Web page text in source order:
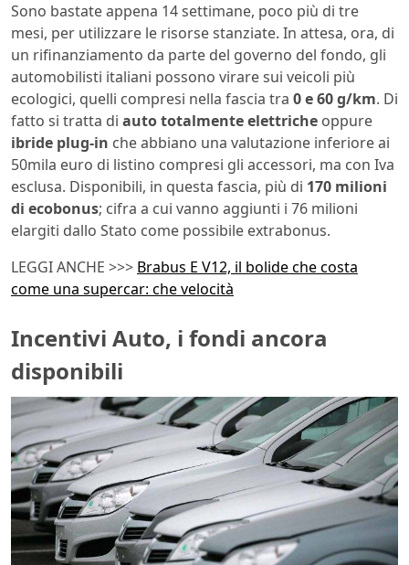
Sono bastate appena 14 settimane, poco più di tre
mesi, per utilizzare le risorse stanziate. In attesa, ora, di
un rifinanziamento da parte del governo del fondo, gli
automobilisti italiani possono virare sui veicoli più
ecologici, quelli compresi nella fascia tra 0 e 60 g/km. Di
fatto si tratta di auto totalmente elettriche oppure
ibride plug-in che abbiano una valutazione inferiore ai
50mila euro di listino compresi gli accessori, ma con Iva
esclusa. Disponibili, in questa fascia, più di 170 milioni
di ecobonus; cifra a cui vanno aggiunti i 76 milioni
elargiti dallo Stato come possibile extrabonus.
LEGGI ANCHE >>> Brabus E V12, il bolide che costa
come una supercar: che velocità
Incentivi Auto, i fondi ancora
disponibili